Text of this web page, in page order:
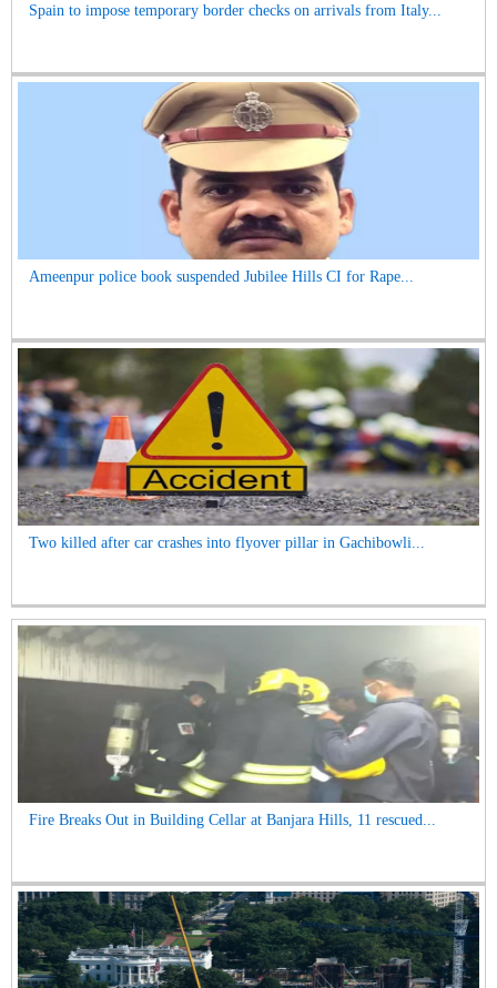
Spain to impose temporary border checks on arrivals from Italy...
Ameenpur police book suspended Jubilee Hills CI for Rape...
Two killed after car crashes into flyover pillar in Gachibowli...
Fire Breaks Out in Building Cellar at Banjara Hills, 11 rescued...